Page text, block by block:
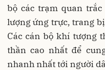
bộ các trạm quan
lượng ứng trực, trang
Các cán bộ khí tượng
thần cao nhất để
nhanh nhất tới người